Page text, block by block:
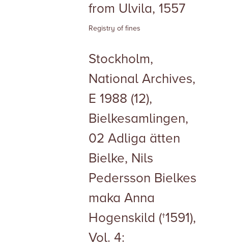
from Ulvila, 1557
Registry of fines
Stockholm,
National Archives,
E 1988 (12),
Bielkesamlingen,
02 Adliga ätten
Bielke, Nils
Pedersson Bielkes
maka Anna
Hogenskild (†1591),
Vol. 4: